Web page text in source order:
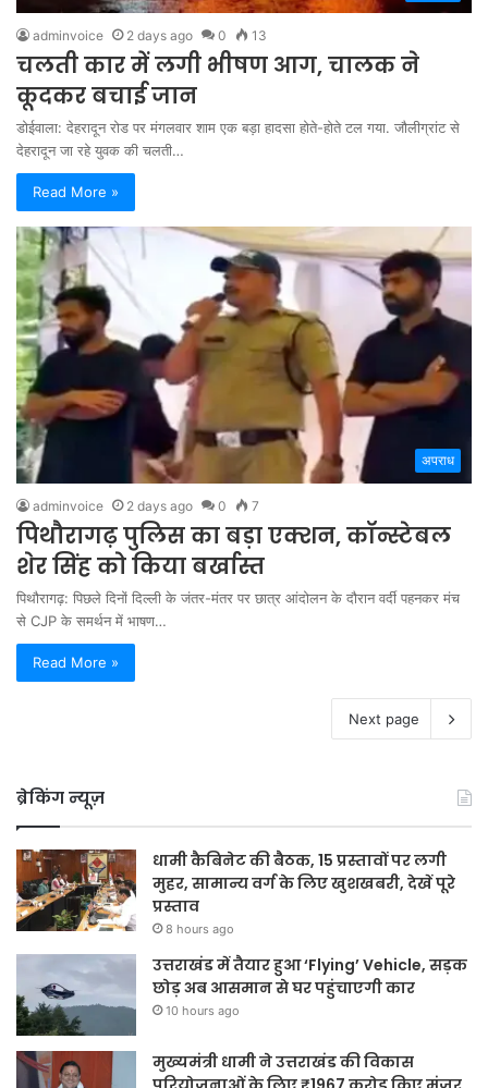
adminvoice 2 days ago 0 13
चलती कार में लगी भीषण आग, चालक ने
कूदकर बचाई जान
डोईवाला: देहरादून रोड पर मंगलवार शाम एक बड़ा हादसा होते-होते टल गया. जौलीग्रांट से
देहरादून जा रहे युवक की चलती…
Read More »
अपराध
adminvoice 2 days ago 0 7
पिथौरागढ़ पुलिस का बड़ा एक्शन, कॉन्स्टेबल
शेर सिंह को किया बर्खास्त
पिथौरागढ़: पिछले दिनों दिल्ली के जंतर-मंतर पर छात्र आंदोलन के दौरान वर्दी पहनकर मंच
से CJP के समर्थन में भाषण…
Read More »
Next page
ब्रेकिंग न्यूज़
धामी कैबिनेट की बैठक, 15 प्रस्तावों पर लगी
मुहर, सामान्य वर्ग के लिए खुशखबरी, देखें पूरे
प्रस्ताव
8 hours ago
उत्तराखंड में तैयार हुआ ‘Flying’ Vehicle, सड़क
छोड़ अब आसमान से घर पहुंचाएगी कार
10 hours ago
मुख्यमंत्री धामी ने उत्तराखंड की विकास